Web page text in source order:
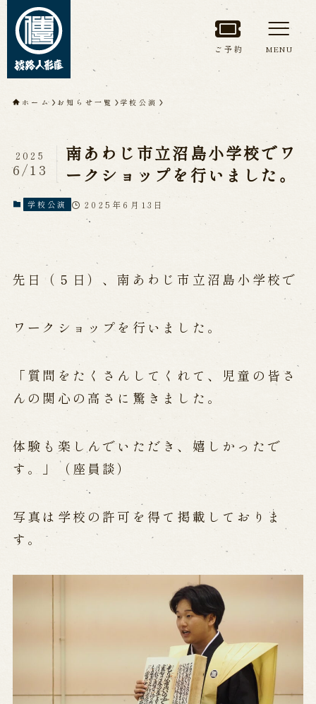
トップページ
淡路人形座について
淡路人形座とは
座員紹介
人間国宝 故鶴澤友路師匠
淡路人形座の成り立ち
淡路人形座で研修した人々
淡路人形浄瑠璃を受け継いで
公演情報
公演カレンダー
開催中の公演
近日開催の公演
出張公演
海外旅行客向け特別公演「くにうみ」
淡路島と国生み神話
南あわじ市の伝統芸能
営業日時・料金 アクセス 館内のご案内
ご予約 MENU
ホーム お知らせ一覧 学校公演
南あわじ市立沼島小学校でワ
ークショップを行いました。
2025
6/13
学校公演 2025年6月13日
先日（５日）、南あわじ市立沼島小学校で
ワークショップを行いました。
「質問をたくさんしてくれて、児童の皆さ
んの関心の高さに驚きました。
体験も楽しんでいただき、嬉しかったで
す。」（座員談）
写真は学校の許可を得て掲載しておりま
す。